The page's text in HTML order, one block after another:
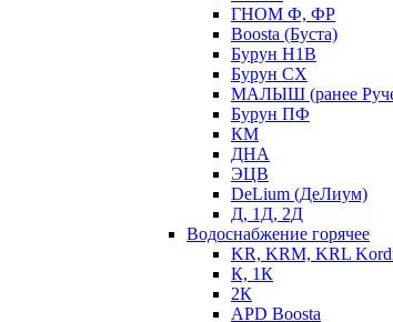
ГНОМ Ф, ФР
Boosta (Буста)
Бурун Н1В
Бурун СХ
МАЛЫШ (ранее
Бурун ПФ
КМ
ДНА
ЭЦВ
DeLium (ДеЛиум)
Д, 1Д, 2Д
Водоснабжение горячее
KR, KRM, KRL
К, 1К
2К
APD Boosta